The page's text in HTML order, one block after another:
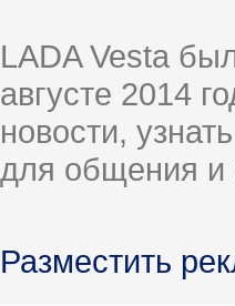
LADA Vesta
августе 2014
новости,
для общения и
Разместить